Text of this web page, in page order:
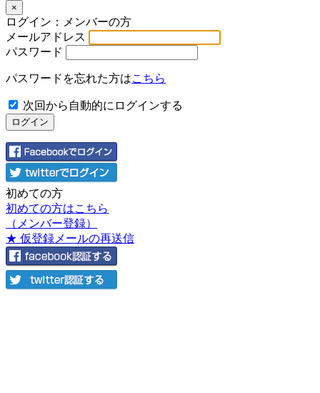
×
ログイン：メンバーの方
メールアドレス
パスワード
パスワードを忘れた方はこちら
次回から自動的にログインする
初めての方
初めての方はこちら
（メンバー登録）
★ 仮登録メールの再送信